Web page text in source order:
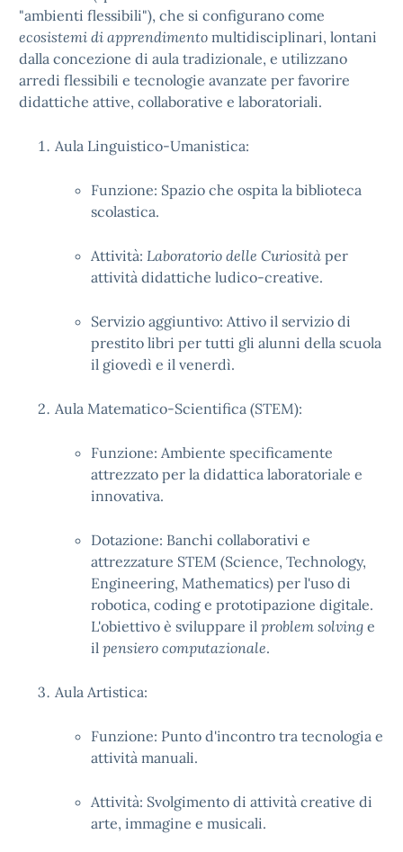
"ambienti flessibili"), che si configurano come
ecosistemi di apprendimento multidisciplinari, lontani
dalla concezione di aula tradizionale, e utilizzano
arredi flessibili e tecnologie avanzate per favorire
didattiche attive, collaborative e laboratoriali.
Aula Linguistico-Umanistica:
Funzione: Spazio che ospita la biblioteca
scolastica.
Attività: Laboratorio delle Curiosità per
attività didattiche ludico-creative.
Servizio aggiuntivo: Attivo il servizio di
prestito libri per tutti gli alunni della scuola
il giovedì e il venerdì.
Aula Matematico-Scientifica (STEM):
Funzione: Ambiente specificamente
attrezzato per la didattica laboratoriale e
innovativa.
Dotazione: Banchi collaborativi e
attrezzature STEM (Science, Technology,
Engineering, Mathematics) per l'uso di
robotica, coding e prototipazione digitale.
L'obiettivo è sviluppare il problem solving e
il pensiero computazionale.
Aula Artistica:
Funzione: Punto d'incontro tra tecnologia e
attività manuali.
Attività: Svolgimento di attività creative di
arte, immagine e musicali.